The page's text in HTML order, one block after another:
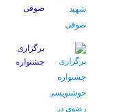
صوفی
برگزاری
جشنواره